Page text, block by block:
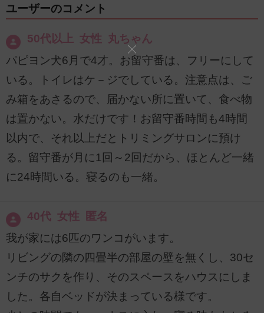
ユーザーのコメント
50代以上 女性 丸ちゃん
パピヨン犬6月で4才。お留守番は、フリーにして
いる。トイレはケ－ジでしている。注意点は、ご
み箱をあさるので、届かない所に置いて、食べ物
は置かない。水だけです！お留守番時間も4時間
以内で、それ以上だとトリミングサロンに預け
る。留守番が月に1回～2回だから、ほとんど一緒
に24時間いる。寝るのも一緒。
40代 女性 匿名
我が家には6匹のワンコがいます。
リビングの隣の四畳半の部屋の壁を無くし、30セ
ンチのサクを作り、そのスペースをハウスにしま
した。各自ベッドが決まっている様です。